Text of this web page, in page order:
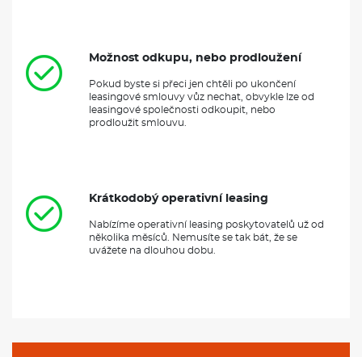
Možnost odkupu, nebo prodloužení
Pokud byste si přeci jen chtěli po ukončení
leasingové smlouvy vůz nechat, obvykle lze od
leasingové společnosti odkoupit, nebo
prodloužit smlouvu.
Krátkodobý operativní leasing
Nabízíme operativní leasing poskytovatelů už od
několika měsíců. Nemusíte se tak bát, že se
uvážete na dlouhou dobu.